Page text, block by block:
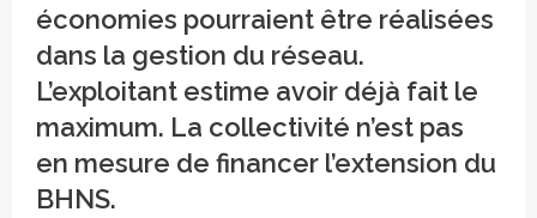
économies pourraient être réalisées
dans la gestion du réseau.
L’exploitant estime avoir déjà fait le
maximum. La collectivité n’est pas
en mesure de financer l’extension du
BHNS.